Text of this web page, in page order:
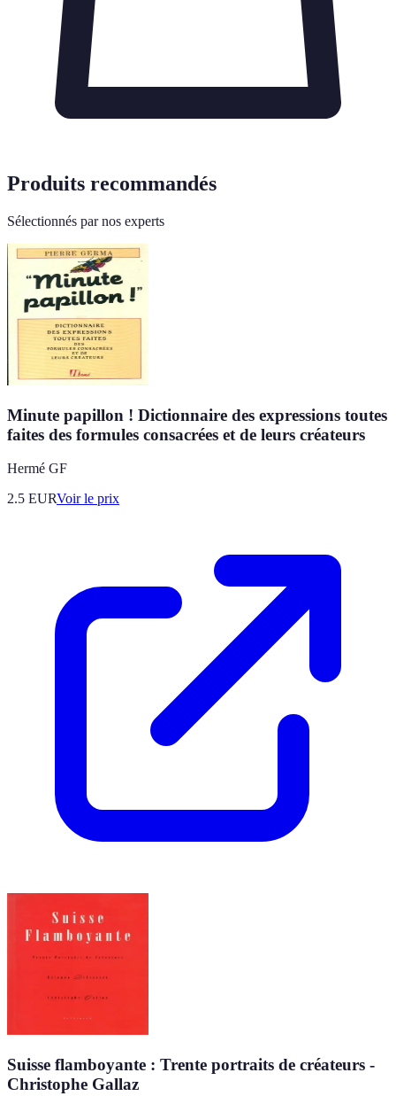
Produits recommandés
Sélectionnés par nos experts
Minute papillon ! Dictionnaire des expressions toutes
faites des formules consacrées et de leurs créateurs
Hermé GF
2.5 EURVoir le prix
Suisse flamboyante : Trente portraits de créateurs -
Christophe Gallaz